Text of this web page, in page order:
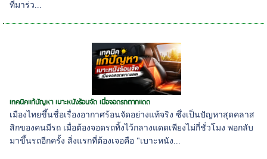
ที่มาร่ว...
เทคนิคแก้ปัญหา เบาะหนังร้อนจัด เมื่อจอดรถตากแดด
เมืองไทยขึ้นชื่อเรื่องอากาศร้อนจัดอย่างแท้จริง ซึ่งเป็นปัญหาสุดคลาส
สิกของคนมีรถ เมื่อต้องจอดรถทิ้งไว้กลางแดดเพียงไม่กี่ชั่วโมง พอกลับ
มาขึ้นรถอีกครั้ง สิ่งแรกที่ต้องเจอคือ "เบาะหนัง...